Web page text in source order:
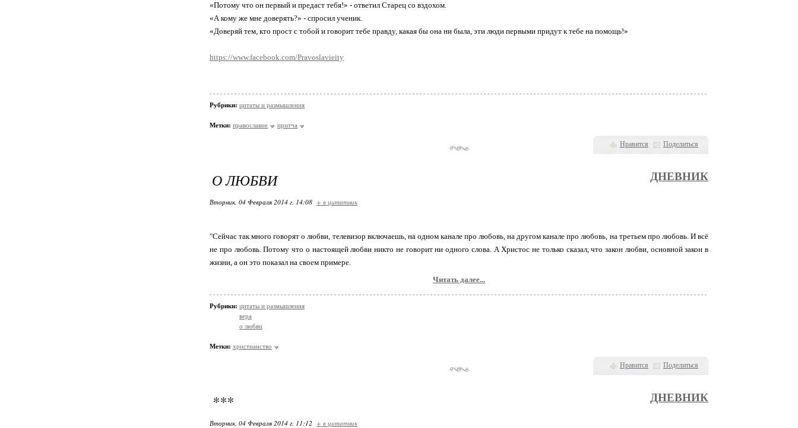
Нравится Поделиться
«Потому что он первый и предаст тебя!» - ответил Старец со вздохом.
«А кому же мне доверять?» - спросил ученик.
«Доверяй тем, кто прост с тобой и говорит тебе правду, какая бы она ни была, эти люди первыми придут к тебе на помощь!»
https://www.facebook.com/Pravoslavieity
Рубрики: цитаты и размышления
Метки: православие притча
Нравится Поделиться
О ЛЮБВИ ДНЕВНИК
Вторник, 04 Февраля 2014 г. 14:08 + в цитатник
"Сейчас так много говорят о любви, телевизор включаешь, на одном канале про любовь, на другом канале про любовь, на третьем про любовь. И всё
не про любовь. Потому что о настоящей любви никто не говорит ни одного слова. А Христос не только сказал, что закон любви, основной закон в
жизни, а он это показал на своем примере.
Читать далее...
Рубрики: цитаты и размышления
вера
о любви
Метки: христианство
*** ДНЕВНИК
Вторник, 04 Февраля 2014 г. 11:12 + в цитатник